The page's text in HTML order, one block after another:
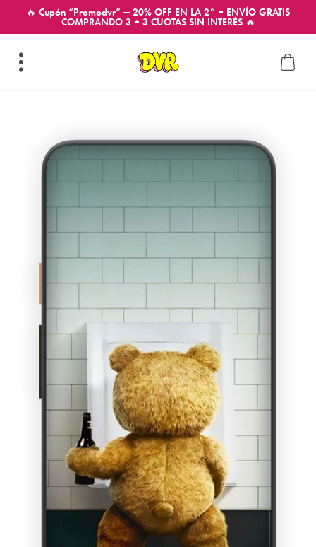
🔥 Cupón “Promodvr” — 20% OFF EN LA 2° + ENVÍO GRATIS
COMPRANDO 3 + 3 CUOTAS SIN INTERÉS 🔥